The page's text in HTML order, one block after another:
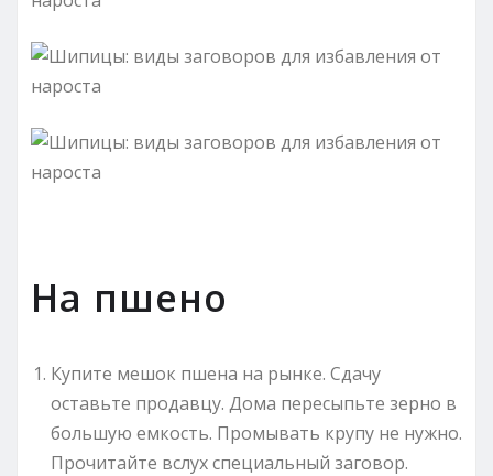
На пшено
Купите мешок пшена на рынке. Сдачу
оставьте продавцу. Дома пересыпьте зерно в
большую емкость. Промывать крупу не нужно.
Прочитайте вслух специальный заговор.